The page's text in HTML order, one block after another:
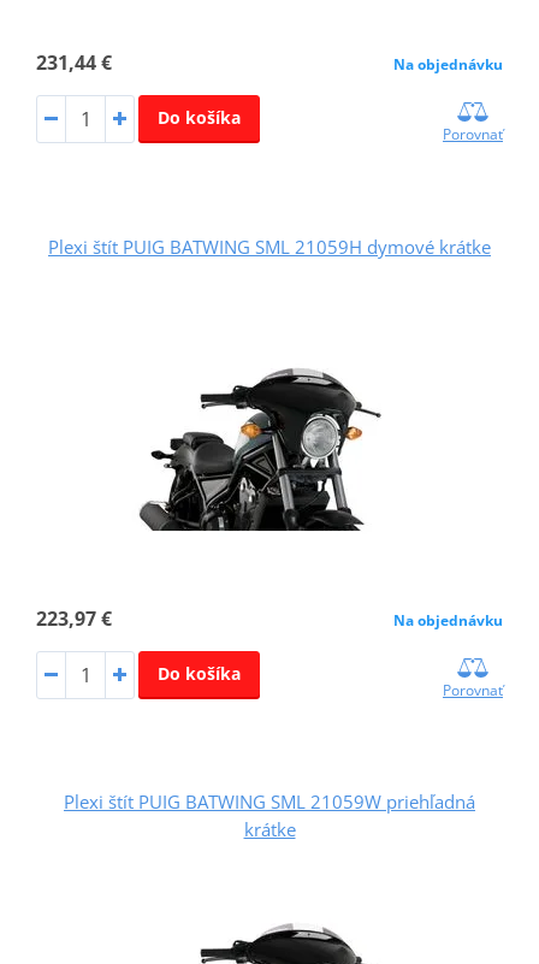
231,44 € Na objednávku
Do košíka
Porovnať
Plexi štít PUIG BATWING SML 21059H dymové krátke
223,97 € Na objednávku
Do košíka
Porovnať
Plexi štít PUIG BATWING SML 21059W priehľadná
krátke